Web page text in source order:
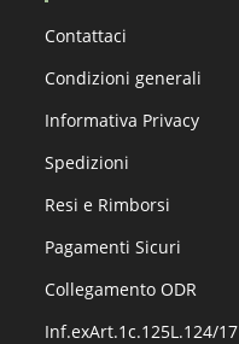
Contattaci
Condizioni generali
Informativa Privacy
Spedizioni
Resi e Rimborsi
Pagamenti Sicuri
Collegamento ODR
Inf.exArt.1c.125L.124/17